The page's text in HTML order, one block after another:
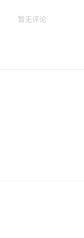
暂无评论